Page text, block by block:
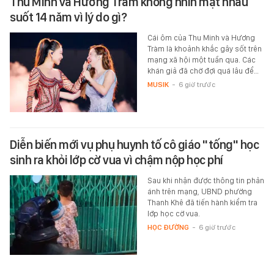
suốt 14 năm vì lý do gì?
Cái ôm của Thu Minh và Hương
Tràm là khoảnh khắc gây sốt trên
mạng xã hội một tuần qua. Các
khán giả đã chờ đợi quá lâu để…
MUSIK - 6 giờ trước
Diễn biến mới vụ phụ huynh tố cô giáo "tống" học
sinh ra khỏi lớp cờ vua vì chậm nộp học phí
Sau khi nhận được thông tin phản
ánh trên mạng, UBND phường
Thanh Khê đã tiến hành kiểm tra
lớp học cờ vua.
HỌC ĐƯỜNG - 6 giờ trước